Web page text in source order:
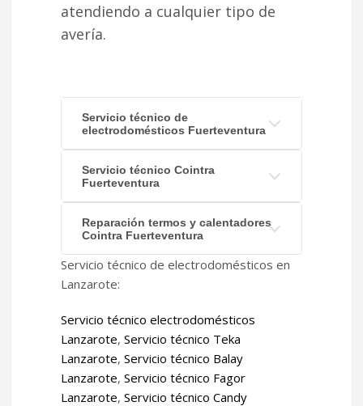
atendiendo a cualquier tipo de
avería.
Servicio técnico de
electrodomésticos Fuerteventura
Servicio técnico Cointra
Fuerteventura
Reparación termos y calentadores
Cointra Fuerteventura
Servicio técnico de electrodomésticos en
Lanzarote:
Servicio técnico electrodomésticos
Lanzarote, Servicio técnico Teka
Lanzarote, Servicio técnico Balay
Lanzarote, Servicio técnico Fagor
Lanzarote, Servicio técnico Candy